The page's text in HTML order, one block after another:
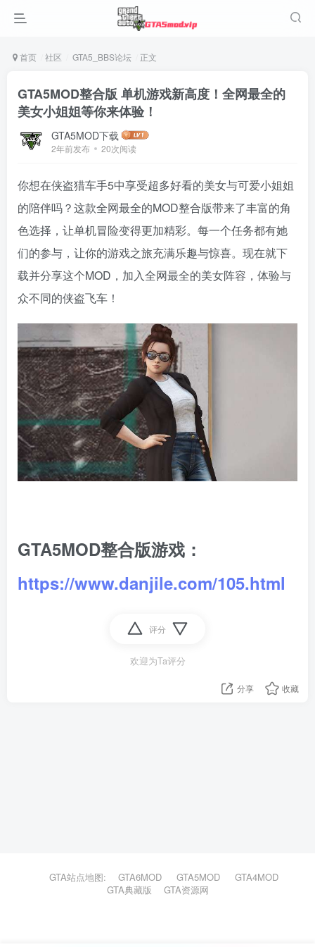
首页 社区 GTA5_BBS论坛 正文
GTA5MOD整合版 单机游戏新高度！全网最全的
美女小姐姐等你来体验！
GTA5MOD下载
2年前发布 20次阅读
你想在侠盗猎车手5中享受超多好看的美女与可爱小姐姐
的陪伴吗？这款全网最全的MOD整合版带来了丰富的角
色选择，让单机冒险变得更加精彩。每一个任务都有她
们的参与，让你的游戏之旅充满乐趣与惊喜。现在就下
载并分享这个MOD，加入全网最全的美女阵容，体验与
众不同的侠盗飞车！
GTA5MOD整合版游戏：
https://www.danjile.com/105.html
评分
欢迎为Ta评分
分享 收藏
GTA站点地图: GTA6MOD GTA5MOD
GTA4MOD
GTA典藏版
GTA资源网